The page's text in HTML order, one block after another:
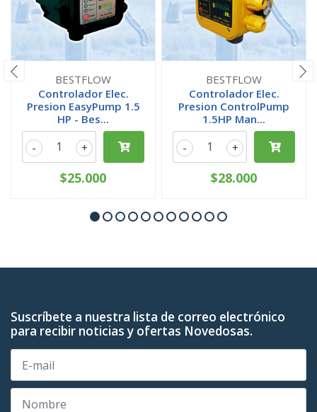
BESTFLOW
Controlador Elec.
Presion EasyPump 1.5
HP - Bes...
+
-
$25.000
BESTFLOW
Controlador Elec.
Presion ControlPump
1.5HP Man...
+
-
$28.000
Suscríbete a nuestra lista de correo electrónico
para recibir noticias y ofertas Novedosas.